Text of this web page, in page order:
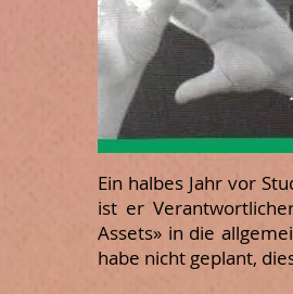
Ein halbes Jahr vor
ist er
Assets» in die
habe nicht geplant,